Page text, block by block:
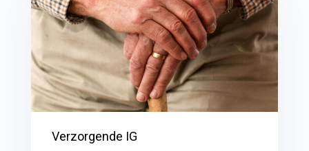
Verzorgende IG